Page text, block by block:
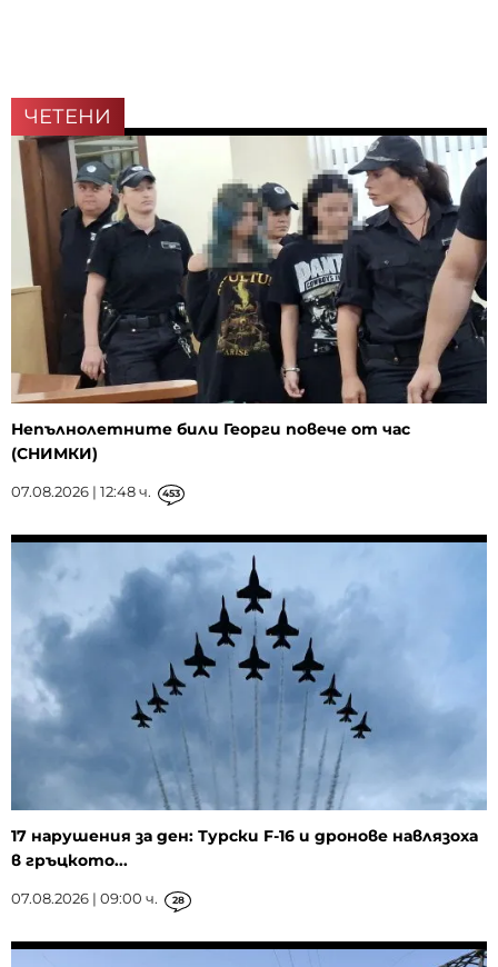
ЧЕТЕНИ
Непълнолетните били Георги повече от час
(СНИМКИ)
07.08.2026 | 12:48 ч. 453
17 нарушения за ден: Турски F-16 и дронове навлязоха
в гръцкото...
07.08.2026 | 09:00 ч. 28